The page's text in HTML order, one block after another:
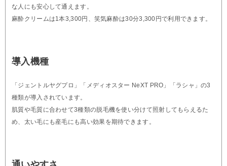
な人にも安心して通えます。
麻酔クリームは1本3,300円、笑気麻酔は30分3,300円で利用できます。
導入機種
「ジェントルヤグプロ」「メディオスター NeXT PRO」「ラシャ」の3
種類が導入されています。
肌質や毛質に合わせて3種類の脱毛機を使い分けて照射してもらえるた
め、太い毛にも産毛にも高い効果を期待できます。